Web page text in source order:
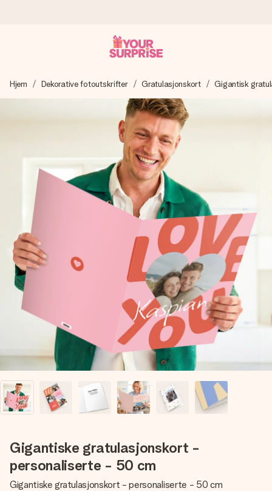
Vi lager dine gaver med omtanke og sender den avgårde så
raskt som mulig - slik at du kan gi gaven i tide, når den betyr
4,5 (basert på +15 000 anmeldelser)
Gavene våre inspirerer. Kundene gir oss 4,5 på Google
Reviews.
Gratis kort med hilsen
Lag noe unikt med bare noen få steg - med hennes navn,
et bilde av dere eller en beskjed som virkelig berører
hjertet. Ikke noe tull, bare masse kjærlighet i øyeblikket.
Hjem Dekorative fotoutskrifter Gratulasjonskort Gigantisk
Gigantiske gratulasjonskort -
personaliserte - 50 cm
Gigantiske gratulasjonskort - personaliserte - 50 cm